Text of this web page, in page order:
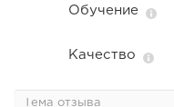
Обучение
Качество